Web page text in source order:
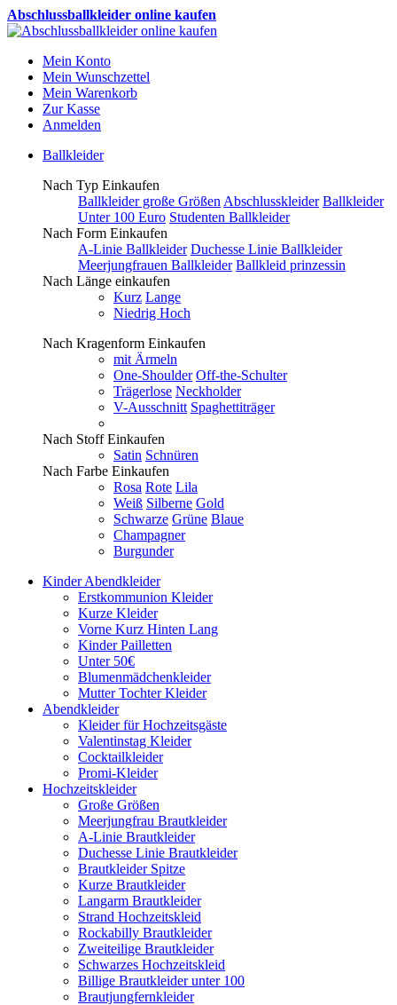
Abschlussballkleider online kaufen
Mein Konto
Mein Wunschzettel
Mein Warenkorb
Zur Kasse
Anmelden
Ballkleider
Nach Typ Einkaufen
Ballkleider große Größen Abschlusskleider Ballkleider
Unter 100 Euro Studenten Ballkleider
Nach Form Einkaufen
A-Linie Ballkleider Duchesse Linie Ballkleider
Meerjungfrauen Ballkleider Ballkleid prinzessin
Nach Länge einkaufen
Kurz Lange
Niedrig Hoch
Nach Kragenform Einkaufen
mit Ärmeln
One-Shoulder Off-the-Schulter
Trägerlose Neckholder
V-Ausschnitt Spaghettiträger
Nach Stoff Einkaufen
Satin Schnüren
Nach Farbe Einkaufen
Rosa Rote Lila
Weiß Silberne Gold
Schwarze Grüne Blaue
Champagner
Burgunder
Kinder Abendkleider
Erstkommunion Kleider
Kurze Kleider
Vorne Kurz Hinten Lang
Kinder Pailletten
Unter 50€
Blumenmädchenkleider
Mutter Tochter Kleider
Abendkleider
Kleider für Hochzeitsgäste
Valentinstag Kleider
Cocktailkleider
Promi-Kleider
Hochzeitskleider
Große Größen
Meerjungfrau Brautkleider
A-Linie Brautkleider
Duchesse Linie Brautkleider
Brautkleider Spitze
Kurze Brautkleider
Langarm Brautkleider
Strand Hochzeitskleid
Rockabilly Brautkleider
Zweiteilige Brautkleider
Schwarzes Hochzeitskleid
Billige Brautkleider unter 100
Brautjungfernkleider